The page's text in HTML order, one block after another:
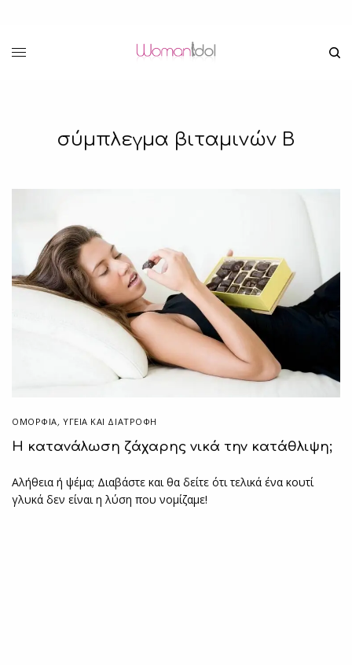
σύμπλεγμα βιταμινών Β
ΟΜΟΡΦΙΑ, ΥΓΕΊΑ ΚΑΙ ΔΙΑΤΡΟΦΉ
Η κατανάλωση ζάχαρης νικά την κατάθλιψη;
Αλήθεια ή ψέμα; Διαβάστε και θα δείτε ότι τελικά ένα κουτί
γλυκά δεν είναι η λύση που νομίζαμε!